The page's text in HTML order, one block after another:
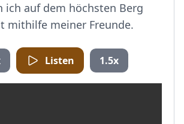
ich auf dem höchsten Berg
mithilfe meiner Freunde.
Listen 1.5x